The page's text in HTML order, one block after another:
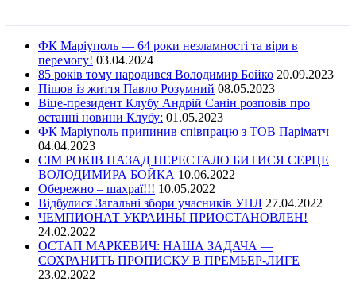
ФК Маріуполь — 64 роки незламності та віри в
перемогу! 03.04.2024
85 років тому народився Володимир Бойко 20.09.2023
Пішов із життя Павло Розумний 08.05.2023
Віце-президент Клубу Андрій Санін розповів про
останні новини Клубу: 01.05.2023
ФК Маріуполь припинив співпрацю з ТОВ Паріматч
04.04.2023
СІМ РОКІВ НАЗАД ПЕРЕСТАЛО БИТИСЯ СЕРЦЕ
ВОЛОДИМИРА БОЙКА 10.06.2022
Обережно – шахраї!!! 10.05.2022
Відбулися Загальні збори учасників УПЛ 27.04.2022
ЧЕМПИОНАТ УКРАИНЫ ПРИОСТАНОВЛЕН!
24.02.2022
ОСТАП МАРКЕВИЧ: НАША ЗАДАЧА —
СОХРАНИТЬ ПРОПИСКУ В ПРЕМЬЕР-ЛИГЕ
23.02.2022